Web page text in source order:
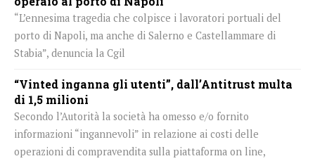
“L’ennesima tragedia che colpisce i lavoratori portuali del
porto di Napoli, ma anche di Salerno e Castellammare di
Stabia”, denuncia la Cgil
“Vinted inganna gli utenti”, dall’Antitrust multa
di 1,5 milioni
Secondo l’Autorità la società ha omesso e/o fornito
informazioni “ingannevoli” in relazione ai costi delle
operazioni di compravendita sulla piattaforma on line,